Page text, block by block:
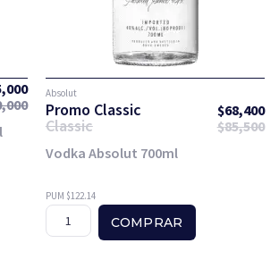
Absolut
Promo Classic $68,400
Classic $85,500
Vodka Absolut 700ml
PUM $122.14
COMPRAR